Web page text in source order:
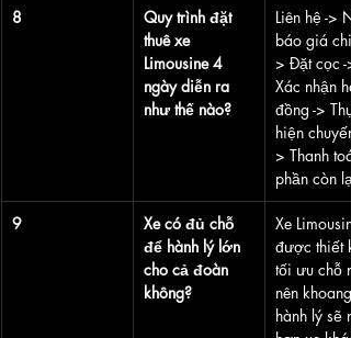
8
Quy trình đặt
thuê xe
Limousine 4
ngày diễn ra
như thế nào?
Liên hệ ->
báo giá chi
> Đặt cọc ->
Xác nhận
đồng ->
hiện chuyến
> Thanh
phần còn lại.
9
Xe có đủ chỗ
để hành lý lớn
cho cả đoàn
không?
Xe
được thiết
tối ưu chỗ
nên khoang
hành lý sẽ